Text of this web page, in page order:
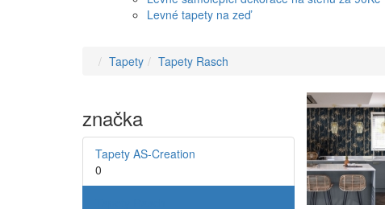
Levné tapety na zeď
Tapety Tapety Rasch
značka
Tapety AS-Creation
0